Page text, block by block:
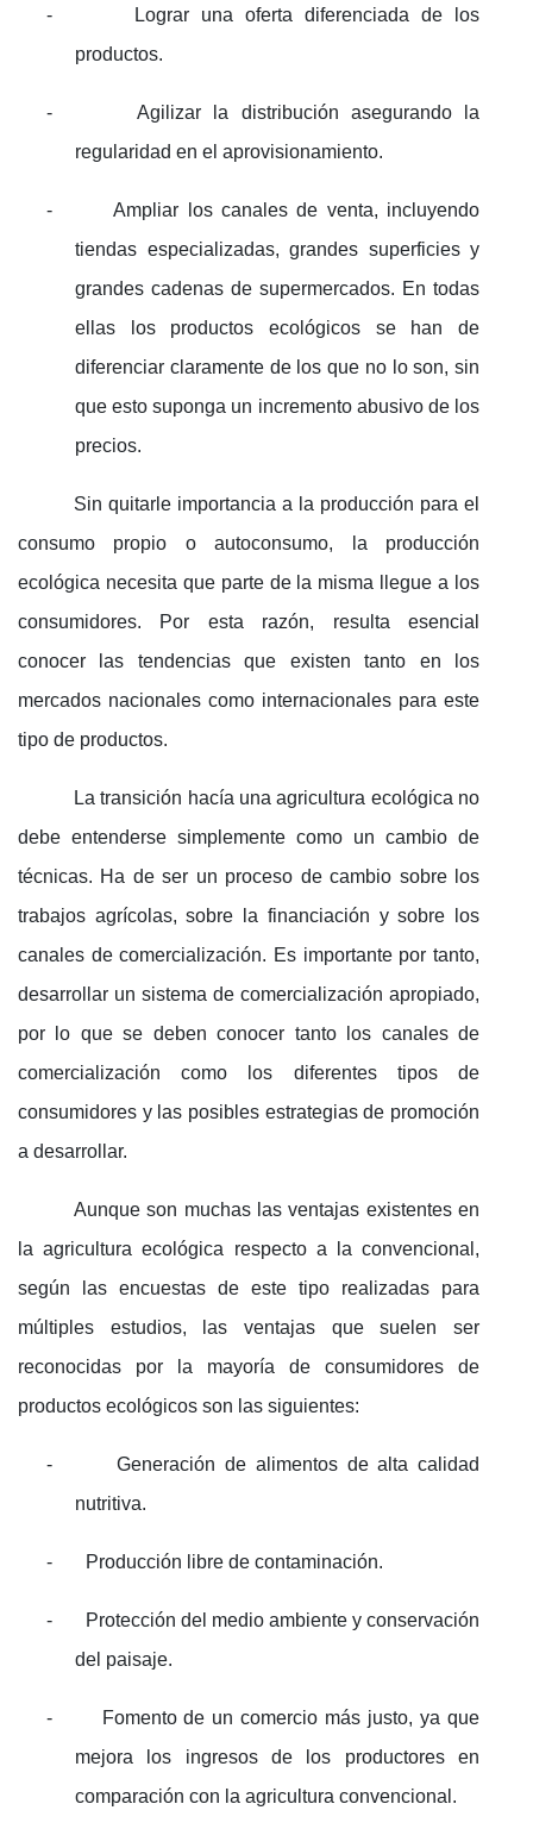
-
Lograr una oferta diferenciada de los
productos.
-
Agilizar la distribución asegurando la
regularidad en el aprovisionamiento.
-
Ampliar los canales de venta, incluyendo
tiendas especializadas, grandes superficies y
grandes cadenas de supermercados. En todas
ellas los productos ecológicos se han de
diferenciar claramente de los que no lo son, sin
que esto suponga un incremento abusivo de los
precios.
Sin quitarle importancia a la producción para el
consumo propio o autoconsumo, la producción
ecológica necesita que parte de la misma llegue a los
consumidores. Por esta razón, resulta esencial
conocer las tendencias que existen tanto en los
mercados nacionales como internacionales para este
tipo de productos.
La transición hacía una agricultura ecológica no
debe entenderse simplemente como un cambio de
técnicas. Ha de ser un proceso de cambio sobre los
trabajos agrícolas, sobre la financiación y sobre los
canales de comercialización. Es importante por tanto,
desarrollar un sistema de comercialización apropiado,
por lo que se deben conocer tanto los canales de
comercialización como los diferentes tipos de
consumidores y las posibles estrategias de promoción
a desarrollar.
Aunque son muchas las ventajas existentes en
la agricultura ecológica respecto a la convencional,
según las encuestas de este tipo realizadas para
múltiples estudios, las ventajas que suelen ser
reconocidas por la mayoría de consumidores de
productos ecológicos son las siguientes:
-
Generación de alimentos de alta calidad
nutritiva.
- Producción libre de contaminación.
-
Protección del medio ambiente y conservación
del paisaje.
-
Fomento de un comercio más justo, ya que
mejora los ingresos de los productores en
comparación con la agricultura convencional.